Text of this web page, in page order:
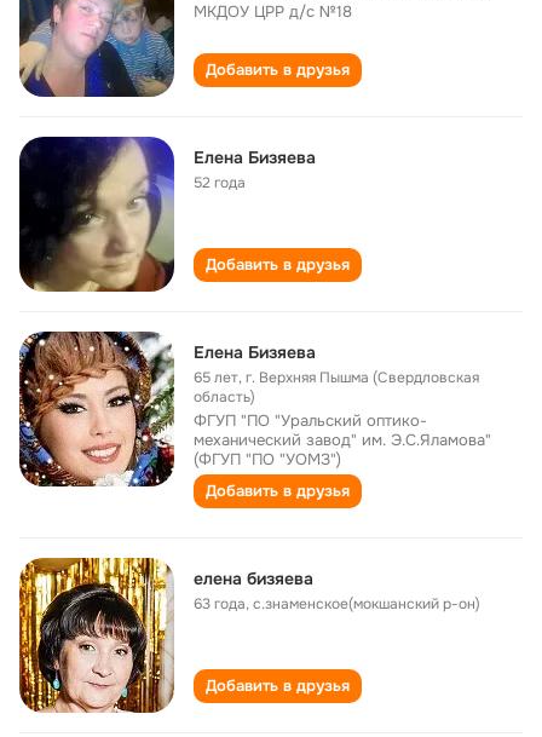
МКДОУ ЦРР д/с №18
Добавить в друзья
Елена Бизяева
52 года
Добавить в друзья
Елена Бизяева
65 лет,г. Верхняя Пышма (Свердловская
область)
ФГУП "ПО "Уральский оптико-
механический завод" им. Э.С.Яламова"
(ФГУП "ПО "УОМЗ")
Добавить в друзья
елена бизяева
63 года,с.знаменское(мокшанский р-он)
Добавить в друзья